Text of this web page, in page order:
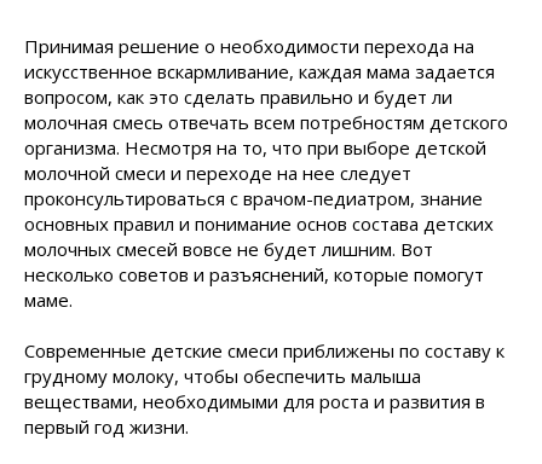
Принимая решение о необходимости перехода на
искусственное вскармливание, каждая мама задается
вопросом, как это сделать правильно и будет ли
молочная смесь отвечать всем потребностям детского
организма. Несмотря на то, что при выборе детской
молочной смеси и переходе на нее следует
проконсультироваться с врачом-педиатром, знание
основных правил и понимание основ состава детских
молочных смесей вовсе не будет лишним. Вот
несколько советов и разъяснений, которые помогут
маме.
Современные детские смеси приближены по составу к
грудному молоку, чтобы обеспечить малыша
веществами, необходимыми для роста и развития в
первый год жизни.